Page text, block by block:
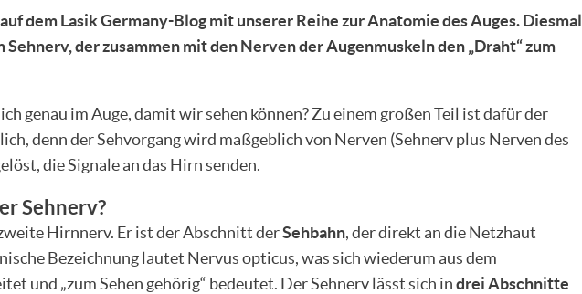
dem Lasik Germany-Blog mit unserer Reihe zur Anatomie des Auges. Diesmal
Sehnerv, der zusammen mit den Nerven der Augenmuskeln den „Draht“ zum
genau im Auge, damit wir sehen können? Zu einem großen Teil ist dafür der
denn der Sehvorgang wird maßgeblich von Nerven (Sehnerv plus Nerven des
die Signale an das Hirn senden.
Sehnerv?
Hirnnerv. Er ist der Abschnitt derSehbahn, der direkt an die Netzhaut
Bezeichnung lautet Nervus opticus, was sich wiederum aus dem
und „zum Sehen gehörig“ bedeutet. Der Sehnerv lässt sich indrei Abschnitte